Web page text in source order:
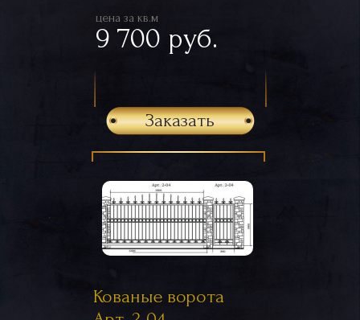
цена за кв.м
9 700 руб.
Заказать
Кованые ворота